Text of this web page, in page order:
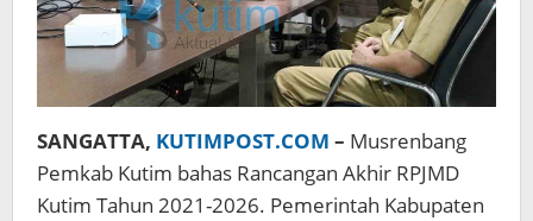
SANGATTA, KUTIMPOST.COM – Musrenbang
Pemkab Kutim bahas Rancangan Akhir RPJMD
Kutim Tahun 2021-2026. Pemerintah Kabupaten